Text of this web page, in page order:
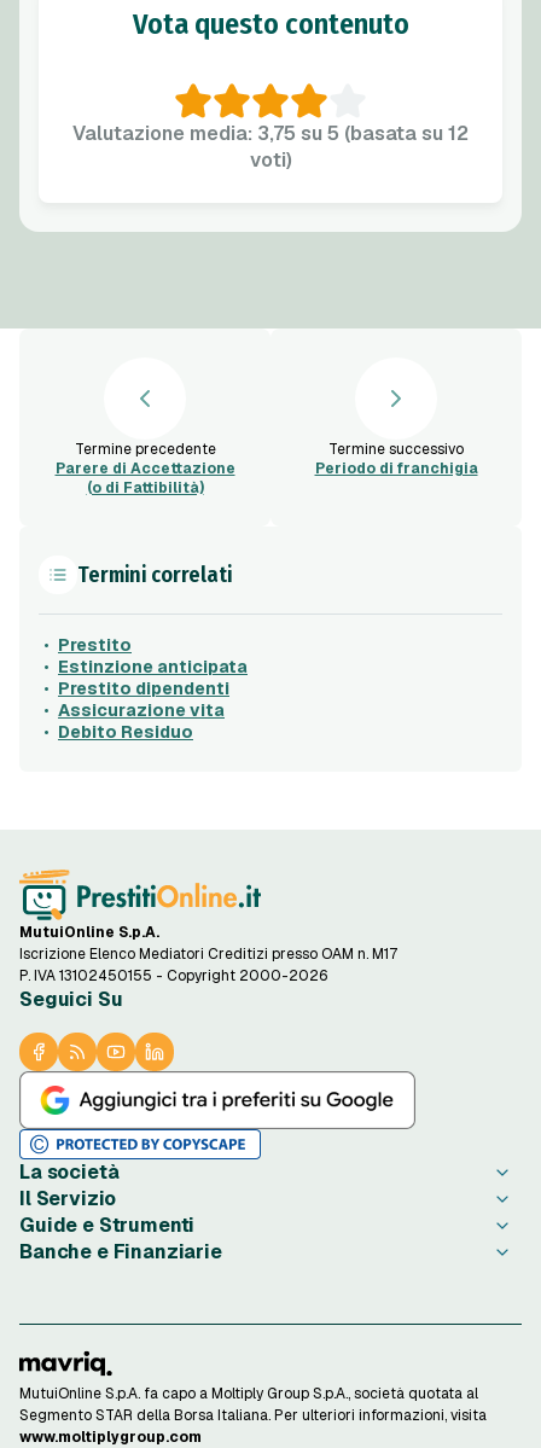
Confronta le offerte di prestito e risparmia
Fai subito un preventivo
Vota questo contenuto
Valutazione media: 3,75 su 5 (basata su 12
voti)
Termine precedente
Parere di Accettazione
(o di Fattibilità)
Termine successivo
Periodo di franchigia
Termini correlati
Prestito
Estinzione anticipata
Prestito dipendenti
Assicurazione vita
Debito Residuo
MutuiOnline S.p.A.
Iscrizione Elenco Mediatori Creditizi presso OAM n. M17
P. IVA 13102450155 - Copyright 2000-2026
Seguici Su
La società
Chi è PrestitiOnline.it
Contatta PrestitiOnline.it
Opinioni degli Utenti
Rassegna Stampa
Lavora con Noi
Investor Relations
Il Servizio
Come Funziona
Condizioni di Utilizzo
Preferenze Cookie
Privacy Istituti Partner
Informativa Trasparenza
Reclami Consumatori
Finanziamenti Online
Guide e Strumenti
Guide Prestiti
Finalità Prestiti
Ottenere un Prestito
Strumenti di Calcolo
Calcolo Rata Prestito
Osservatorio Tassi
Banche e Finanziarie
BNL
Compass
Findomestic
Unicredit
MutuiOnline S.p.A. fa capo a Moltiply Group S.p.A., società quotata al
Segmento STAR della Borsa Italiana. Per ulteriori informazioni, visita
www.moltiplygroup.com